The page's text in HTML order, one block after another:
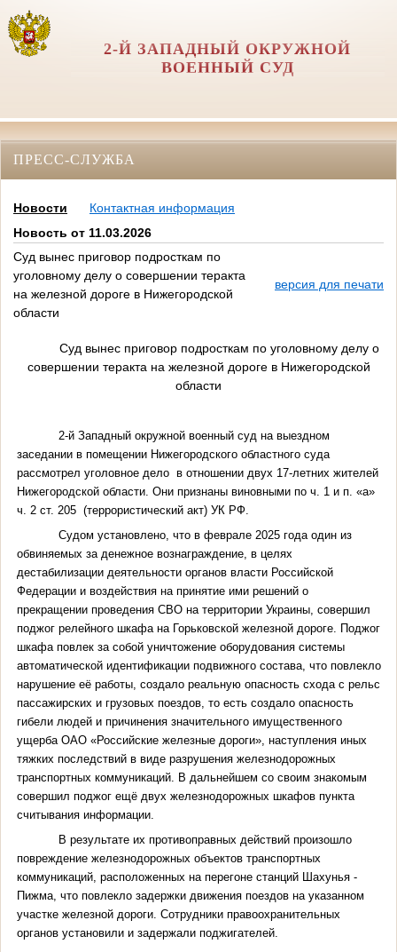
2-Й ЗАПАДНЫЙ ОКРУЖНОЙ
ВОЕННЫЙ СУД
ПРЕСС-СЛУЖБА
Новости
Контактная информация
Новость от 11.03.2026
Суд вынес приговор подросткам по
уголовному делу о совершении теракта
на железной дороге в Нижегородской
области
версия для печати
Суд вынес приговор подросткам по уголовному делу о
совершении теракта на железной дороге в Нижегородской
области
2-й Западный окружной военный суд на выездном
заседании в помещении Нижегородского областного суда
рассмотрел уголовное дело в отношении двух 17-летних жителей
Нижегородской области. Они признаны виновными по ч. 1 и п. «а»
ч. 2 ст. 205 (террористический акт) УК РФ.
Судом установлено, что в феврале 2025 года один из
обвиняемых за денежное вознаграждение, в целях
дестабилизации деятельности органов власти Российской
Федерации и воздействия на принятие ими решений о
прекращении проведения СВО на территории Украины, совершил
поджог релейного шкафа на Горьковской железной дороге. Поджог
шкафа повлек за собой уничтожение оборудования системы
автоматической идентификации подвижного состава, что повлекло
нарушение её работы, создало реальную опасность схода с рельс
пассажирских и грузовых поездов, то есть создало опасность
гибели людей и причинения значительного имущественного
ущерба ОАО «Российские железные дороги», наступления иных
тяжких последствий в виде разрушения железнодорожных
транспортных коммуникаций. В дальнейшем со своим знакомым
совершил поджог ещё двух железнодорожных шкафов пункта
считывания информации.
В результате их противоправных действий произошло
повреждение железнодорожных объектов транспортных
коммуникаций, расположенных на перегоне станций Шахунья -
Пижма, что повлекло задержки движения поездов на указанном
участке железной дороги. Сотрудники правоохранительных
органов установили и задержали поджигателей.